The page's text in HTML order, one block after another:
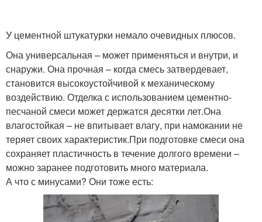
У цементной штукатурки немало очевидных плюсов.
Она универсальная – может применяться и внутри, и
снаружи. Она прочная – когда смесь затвердевает,
становится высокоустойчивой к механическому
воздействию. Отделка с использованием цементно-
песчаной смеси может держатся десятки лет.Она
влагостойкая – не впитывает влагу, при намокании не
теряет своих характеристик.При подготовке смеси она
сохраняет пластичность в течение долгого времени –
можно заранее подготовить много материала.
А что с минусами? Они тоже есть: